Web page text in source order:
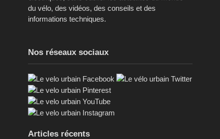
du vélo, des vidéos, des conseils et des
informations techniques.
Nos réseaux sociaux
Articles récents